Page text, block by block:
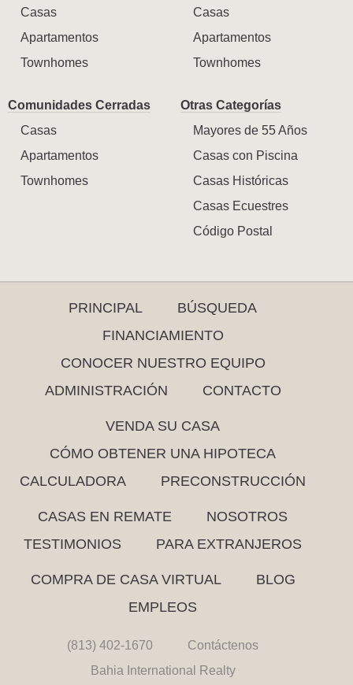
Casas
Apartamentos
Townhomes
Casas
Apartamentos
Townhomes
Comunidades Cerradas
Casas
Apartamentos
Townhomes
Otras Categorías
Mayores de 55 Años
Casas con Piscina
Casas Históricas
Casas Ecuestres
Código Postal
PRINCIPAL
BÚSQUEDA
FINANCIAMIENTO
CONOCER NUESTRO EQUIPO
ADMINISTRACIÓN
CONTACTO
VENDA SU CASA
CÓMO OBTENER UNA HIPOTECA
CALCULADORA
PRECONSTRUCCIÓN
CASAS EN REMATE
NOSOTROS
TESTIMONIOS
PARA EXTRANJEROS
COMPRA DE CASA VIRTUAL
BLOG
EMPLEOS
(813) 402-1670
Contáctenos
Bahia International Realty